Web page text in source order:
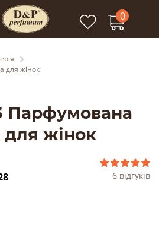
0
для жінок
Парфумована
для жінок
6 відгуків